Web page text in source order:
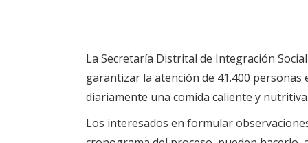
La Secretaría Distrital de Integración
garantizar la atención de 41.400
diariamente una comida caliente y
Los interesados en formular